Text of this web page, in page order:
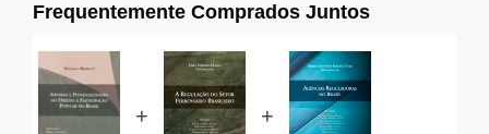
participação
popular
Frequentemente Comprados Juntos
+ +